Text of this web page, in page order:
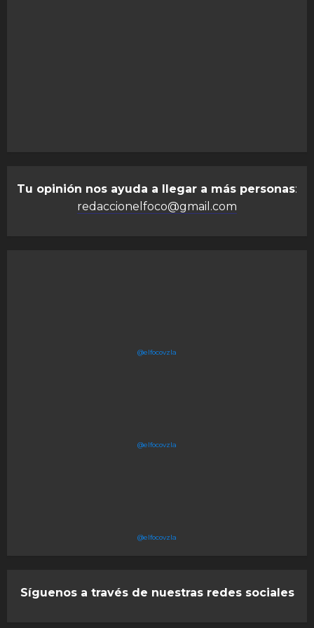
Tu opinión nos ayuda a llegar a más personas:
redaccionelfoco@gmail.com
@elfocovzla
@elfocovzla
@elfocovzla
Síguenos a través de nuestras redes sociales